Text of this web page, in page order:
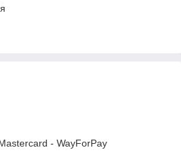
- WayForPay